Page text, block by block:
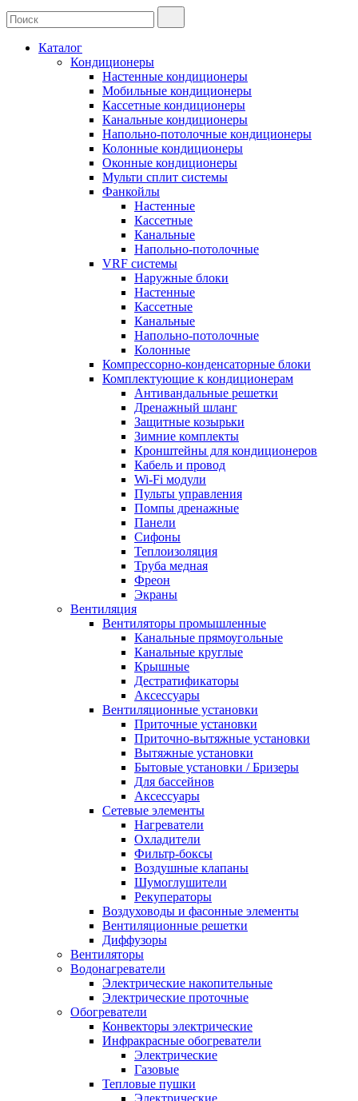
Каталог
Кондиционеры
Настенные кондиционеры
Мобильные кондиционеры
Кассетные кондиционеры
Канальные кондиционеры
Напольно-потолочные кондиционеры
Колонные кондиционеры
Оконные кондиционеры
Мульти сплит системы
Фанкойлы
Настенные
Кассетные
Канальные
Напольно-потолочные
VRF системы
Наружные блоки
Настенные
Кассетные
Канальные
Напольно-потолочные
Колонные
Компрессорно-конденсаторные блоки
Комплектующие к кондиционерам
Антивандальные решетки
Дренажный шланг
Защитные козырьки
Зимние комплекты
Кронштейны для кондиционеров
Кабель и провод
Wi-Fi модули
Пульты управления
Помпы дренажные
Панели
Сифоны
Теплоизоляция
Труба медная
Фреон
Экраны
Вентиляция
Вентиляторы промышленные
Канальные прямоугольные
Канальные круглые
Крышные
Дестратификаторы
Аксессуары
Вентиляционные установки
Приточные установки
Приточно-вытяжные установки
Вытяжные установки
Бытовые установки / Бризеры
Для бассейнов
Аксессуары
Сетевые элементы
Нагреватели
Охладители
Фильтр-боксы
Воздушные клапаны
Шумоглушители
Рекуператоры
Воздуховоды и фасонные элементы
Вентиляционные решетки
Диффузоры
Вентиляторы
Водонагреватели
Электрические накопительные
Электрические проточные
Обогреватели
Конвекторы электрические
Инфракрасные обогреватели
Электрические
Газовые
Тепловые пушки
Электрические